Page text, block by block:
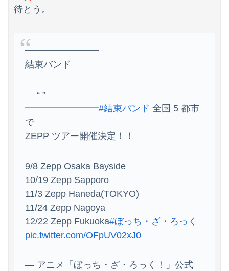
待とう。
━━━━━━━━
結束バンド
“ ”
━━━━━━━━#結束バンド 全国 5 都市
で
ZEPP ツアー開催決定！！
9/8 Zepp Osaka Bayside
10/19 Zepp Sapporo
11/3 Zepp Haneda(TOKYO)
11/24 Zepp Nagoya
12/22 Zepp Fukuoka#ぼっち・ざ・ろっく
pic.twitter.com/OFpUV02xJ0
— アニメ「ぼっち・ざ・ろっく！」公式